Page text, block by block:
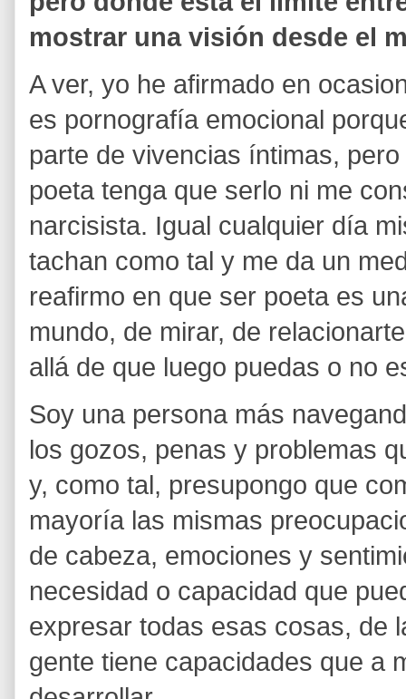
mostrar una visión desde el
A ver, yo he afirmado en
es pornografía emocional
parte de vivencias íntimas,
poeta tenga que serlo ni me
narcisista. Igual cualquier día
tachan como tal y me da un
reafirmo en que ser poeta es
mundo, de mirar, de
allá de que luego puedas o no
Soy una persona más
los gozos, penas y problemas
y, como tal, presupongo que
mayoría las mismas
de cabeza, emociones y
necesidad o capacidad que
expresar todas esas cosas, de
gente tiene capacidades que a